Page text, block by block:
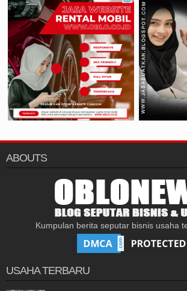
ABOUTS
Kumpulan berita seputar bisnis usaha
USAHA TERBARU